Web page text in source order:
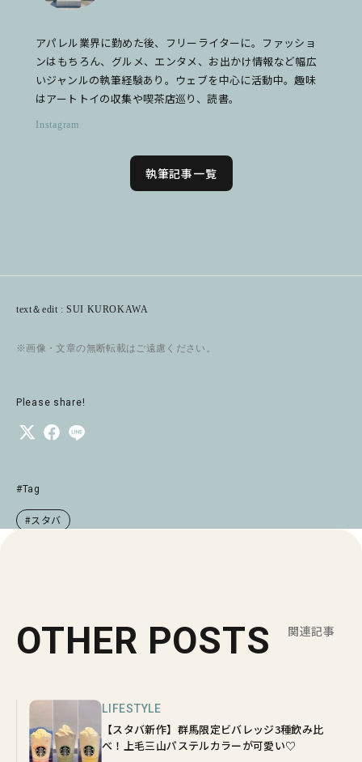
アパレル業界に勤めた後、フリーライターに。ファッショ
ンはもちろん、グルメ、エンタメ、お出かけ情報など幅広
いジャンルの執筆経験あり。ウェブを中心に活動中。趣味
はアートトイの収集や喫茶店巡り、読書。
Instagram
執筆記事一覧
text＆edit : SUI KUROKAWA
※画像・文章の無断転載はご遠慮ください。
Please share!
#Tag
#スタバ
OTHER POSTS 関連記事
LIFESTYLE
【スタバ新作】群馬限定ビバレッジ3種飲み比
べ！上毛三山パステルカラーが可愛い♡